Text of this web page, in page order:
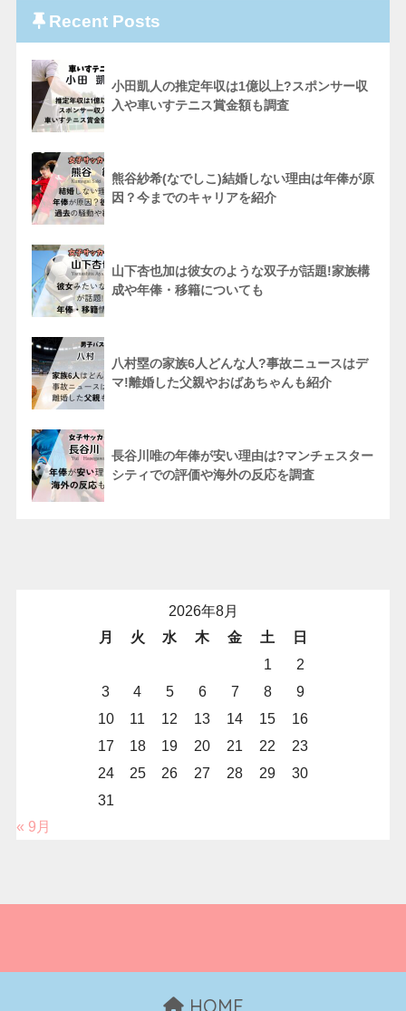
Recent Posts
小田凱人の推定年収は1億以上?スポンサー収
入や車いすテニス賞金額も調査
熊谷紗希(なでしこ)結婚しない理由は年俸が原
因？今までのキャリアを紹介
山下杏也加は彼女のような双子が話題!家族構
成や年俸・移籍についても
八村塁の家族6人どんな人?事故ニュースはデ
マ!離婚した父親やおばあちゃんも紹介
長谷川唯の年俸が安い理由は?マンチェスター
シティでの評価や海外の反応を調査
2026年8月
月
火 水 木 金 土
日
1
2
3
4 5 6 7 8
9
10
11 12 13 14 15
16
17
18 19 20 21 22
23
24
25 26 27 28 29
30
31
« 9月
HOME